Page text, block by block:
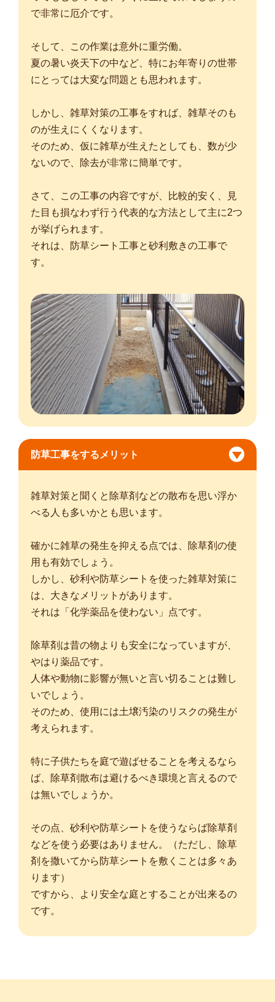
で非常に厄介です。
そして、この作業は意外に重労働。
夏の暑い炎天下の中など、特にお年寄りの世帯
にとっては大変な問題とも思われます。
しかし、雑草対策の工事をすれば、雑草そのも
のが生えにくくなります。
そのため、仮に雑草が生えたとしても、数が少
ないので、除去が非常に簡単です。
さて、この工事の内容ですが、比較的安く、見
た目も損なわず行う代表的な方法として主に2つ
が挙げられます。
それは、防草シート工事と砂利敷きの工事で
す。
防草工事をするメリット
雑草対策と聞くと除草剤などの散布を思い浮か
べる人も多いかとも思います。
確かに雑草の発生を抑える点では、除草剤の使
用も有効でしょう。
しかし、砂利や防草シートを使った雑草対策に
は、大きなメリットがあります。
それは「化学薬品を使わない」点です。
除草剤は昔の物よりも安全になっていますが、
やはり薬品です。
人体や動物に影響が無いと言い切ることは難し
いでしょう。
そのため、使用には土壌汚染のリスクの発生が
考えられます。
特に子供たちを庭で遊ばせることを考えるなら
ば、除草剤散布は避けるべき環境と言えるので
は無いでしょうか。
その点、砂利や防草シートを使うならば除草剤
などを使う必要はありません。（ただし、除草
剤を撒いてから防草シートを敷くことは多々あ
ります）
ですから、より安全な庭とすることが出来るの
です。